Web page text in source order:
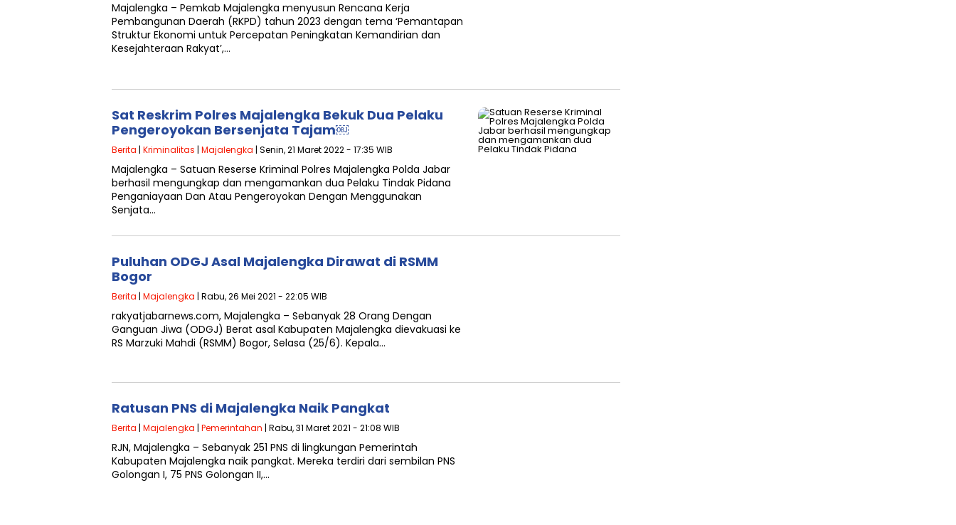
Majalengka – Pemkab Majalengka menyusun Rencana Kerja
Pembangunan Daerah (RKPD) tahun 2023 dengan tema ‘Pemantapan
Struktur Ekonomi untuk Percepatan Peningkatan Kemandirian dan
Kesejahteraan Rakyat’,…
Sat Reskrim Polres Majalengka Bekuk Dua Pelaku
Pengeroyokan Bersenjata Tajam￼
Berita | Kriminalitas | Majalengka | Senin, 21 Maret 2022 - 17:35 WIB
Majalengka – Satuan Reserse Kriminal Polres Majalengka Polda Jabar
berhasil mengungkap dan mengamankan dua Pelaku Tindak Pidana
Penganiayaan Dan Atau Pengeroyokan Dengan Menggunakan
Senjata…
Puluhan ODGJ Asal Majalengka Dirawat di RSMM
Bogor
Berita | Majalengka | Rabu, 26 Mei 2021 - 22:05 WIB
rakyatjabarnews.com, Majalengka – Sebanyak 28 Orang Dengan
Ganguan Jiwa (ODGJ) Berat asal Kabupaten Majalengka dievakuasi ke
RS Marzuki Mahdi (RSMM) Bogor, Selasa (25/6). Kepala…
Ratusan PNS di Majalengka Naik Pangkat
Berita | Majalengka | Pemerintahan | Rabu, 31 Maret 2021 - 21:08 WIB
RJN, Majalengka – Sebanyak 251 PNS di lingkungan Pemerintah
Kabupaten Majalengka naik pangkat. Mereka terdiri dari sembilan PNS
Golongan I, 75 PNS Golongan II,…